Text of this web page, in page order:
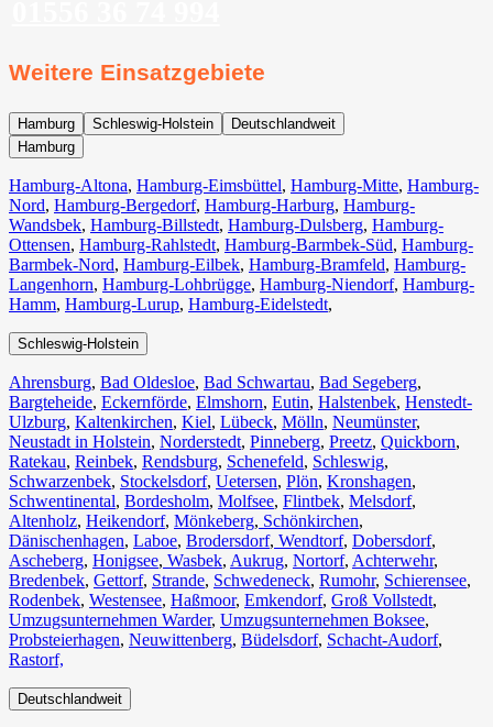
Weitere Einsatzgebiete
Hamburg Schleswig-Holstein
Deutschlandweit
Hamburg
Hamburg-Altona, Hamburg-Eimsbüttel, Hamburg-Mitte, Hamburg-
Nord, Hamburg-Bergedorf, Hamburg-Harburg, Hamburg-
Wandsbek, Hamburg-Billstedt, Hamburg-Dulsberg, Hamburg-
Ottensen, Hamburg-Rahlstedt, Hamburg-Barmbek-Süd, Hamburg-
Barmbek-Nord, Hamburg-Eilbek, Hamburg-Bramfeld, Hamburg-
Langenhorn, Hamburg-Lohbrügge, Hamburg-Niendorf, Hamburg-
Hamm, Hamburg-Lurup, Hamburg-Eidelstedt,
Schleswig-Holstein
Ahrensburg, Bad Oldesloe, Bad Schwartau, Bad Segeberg,
Bargteheide, Eckernförde, Elmshorn, Eutin, Halstenbek, Henstedt-
Ulzburg, Kaltenkirchen, Kiel, Lübeck, Mölln, Neumünster,
Neustadt in Holstein, Norderstedt, Pinneberg, Preetz, Quickborn,
Ratekau, Reinbek, Rendsburg, Schenefeld, Schleswig,
Schwarzenbek, Stockelsdorf, Uetersen, Plön, Kronshagen,
Schwentinental, Bordesholm, Molfsee, Flintbek, Melsdorf,
Altenholz, Heikendorf, Mönkeberg, Schönkirchen,
Dänischenhagen, Laboe, Brodersdorf, Wendtorf, Dobersdorf,
Ascheberg, Honigsee, Wasbek, Aukrug, Nortorf, Achterwehr,
Bredenbek, Gettorf, Strande, Schwedeneck, Rumohr, Schierensee,
Rodenbek, Westensee, Haßmoor, Emkendorf, Groß Vollstedt,
Umzugsunternehmen Warder, Umzugsunternehmen Boksee,
Probsteierhagen, Neuwittenberg, Büdelsdorf, Schacht-Audorf,
Rastorf,
Deutschlandweit